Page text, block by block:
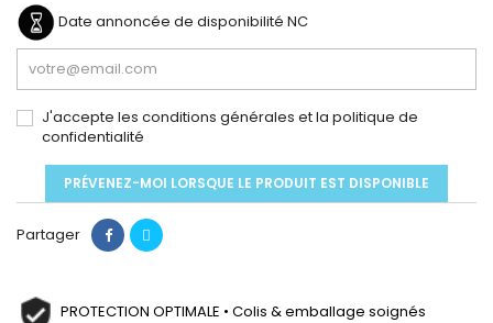
Date annoncée de disponibilité NC
J'accepte les conditions générales et la politique de
confidentialité
PRÉVENEZ-MOI LORSQUE LE PRODUIT EST DISPONIBLE
Partager
PROTECTION OPTIMALE • Colis & emballage soignés